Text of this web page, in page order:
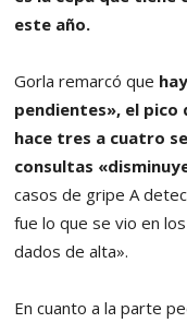
este año.
Gorla remarcó que
pendientes», el pico
hace tres a cuatro
consultas
casos de gripe A
fue lo que se vio en
dados de alta».
En cuanto a la parte